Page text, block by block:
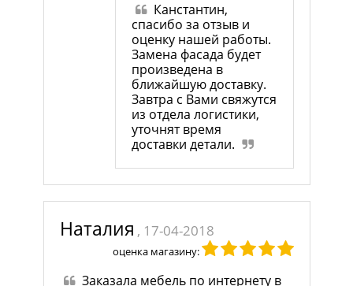
Канстантин,
спасибо за отзыв и
оценку нашей работы.
Замена фасада будет
произведена в
ближайшую доставку.
Завтра с Вами свяжутся
из отдела логистики,
уточнят время
доставки детали.
Наталия , 17-04-2018
оценка магазину:
Заказала мебель по интернету в